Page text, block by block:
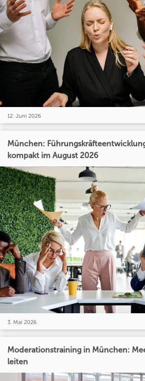
12. Juni 2026
München:
kompakt im August 2026
3. Mai 2026
Moderationstraining in München:
leiten